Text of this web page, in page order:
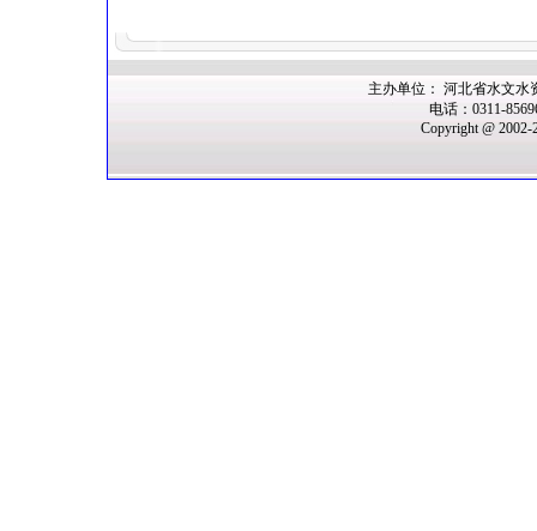
主办单位： 河北省水文水
电话：0311-
Copyright @ 2002-